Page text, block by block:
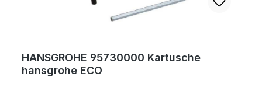
HANSGROHE 95730000 Kartusche
hansgrohe ECO